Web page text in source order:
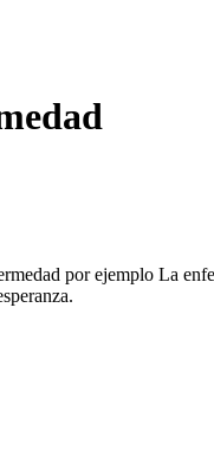
por ejemplo La